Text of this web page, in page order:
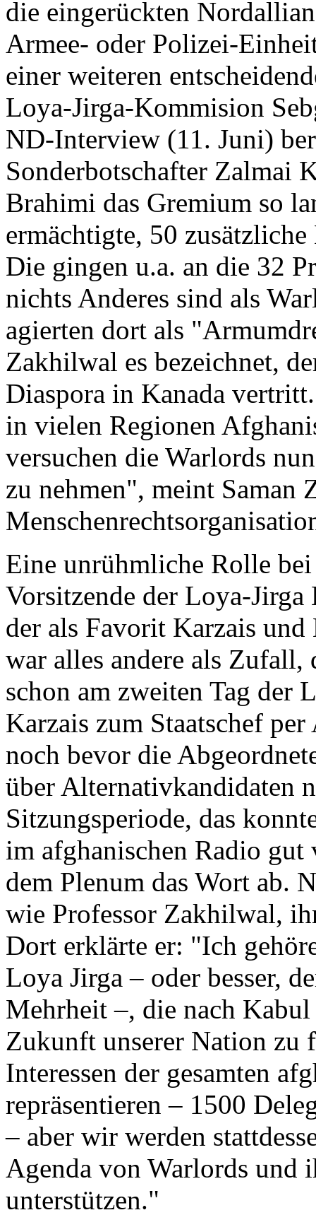
die eingerückten
Armee- oder Polizei-
einer weiteren
Loya-Jirga-Kommision
ND-Interview (11. Juni)
Sonderbotschafter Zalmai
Brahimi das Gremium so
ermächtigte, 50
Die gingen u.a. an die 32
nichts Anderes sind als
agierten dort als
Zakhilwal es bezeichnet,
Diaspora in Kanada
in vielen Regionen
versuchen die Warlords
zu nehmen", meint Saman
Eine unrühmliche Rolle
Vorsitzende der Loya-
der als Favorit Karzais
war alles andere als Zufall,
schon am zweiten Tag der
Karzais zum Staatschef
noch bevor die
über Alternativkandidaten
Sitzungsperiode, das
im afghanischen Radio gut
dem Plenum das Wort ab.
wie Professor Zakhilwal,
Dort erklärte er: "Ich
Loya Jirga – oder besser,
Mehrheit –, die nach
Zukunft unserer Nation zu
Interessen der gesamten
repräsentieren – 1500
– aber wir werden
Agenda von Warlords und
unterstützen."